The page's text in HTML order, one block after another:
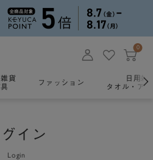
0
貨
ファッション
日用雑
タオル・ア
グイン
Login